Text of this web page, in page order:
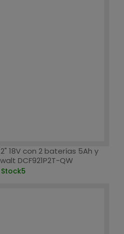
18V con 2 baterías 5Ah y
DCF921P2T-QW
Stock5